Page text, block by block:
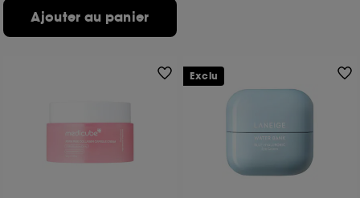
Ajouter au panier
Exclu